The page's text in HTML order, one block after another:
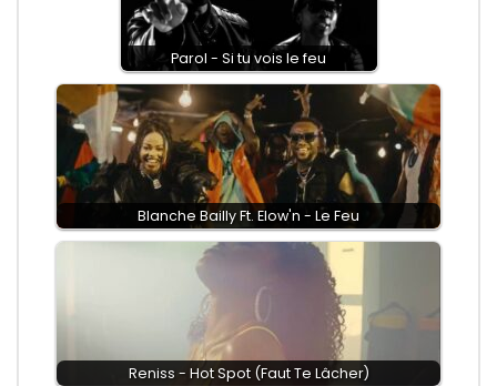
Mbeng mbeng et le feu sort
Copyright © 2019 New Bell Music.
www.newbellmusic.com
Post Views: 1,669
Parol - Si tu vois le feu
Blanche Bailly Ft. Elow'n - Le Feu
Reniss - Hot Spot (Faut Te Lâcher)